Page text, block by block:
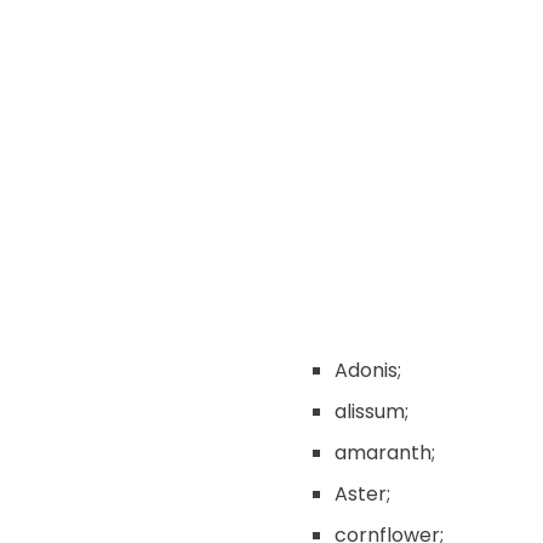
Adonis;
alissum;
amaranth;
Aster;
cornflower;